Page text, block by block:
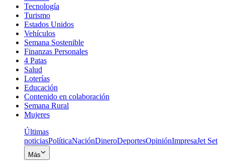
Tecnología
Turismo
Estados Unidos
Vehículos
Semana Sostenible
Finanzas Personales
4 Patas
Salud
Loterías
Educación
Contenido en colaboración
Semana Rural
Mujeres
Últimas
noticiasPolíticaNaciónDineroDeportesOpiniónImpresaJet Set
Más